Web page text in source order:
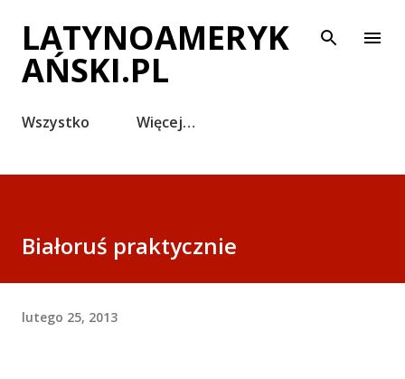
Przejdź do głównej zawartości
LATYNOAMERYK
AŃSKI.PL
Wszystko Więcej…
Białoruś praktycznie
lutego 25, 2013